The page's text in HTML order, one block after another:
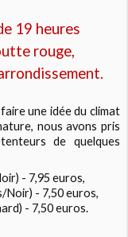
19 heures
rouge,
une idée du climat
nous avons pris
de quelques
- 7,95 euros,
Noir) - 7,50 euros,
- 7,50 euros.